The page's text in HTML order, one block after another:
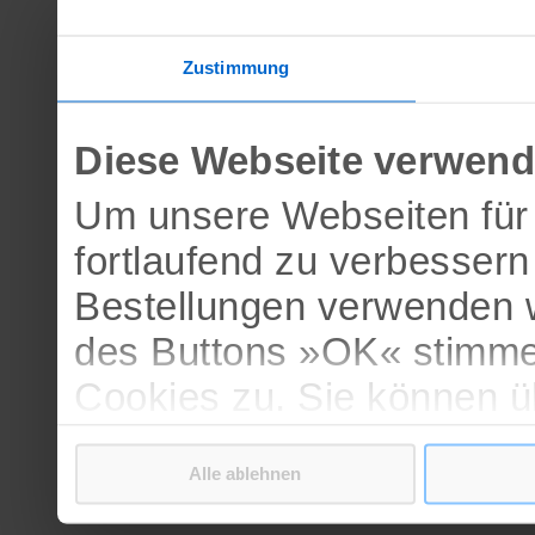
Zustimmung
Diese Webseite
Um unsere Webseiten
fortlaufend zu
Bestellungen
des Buttons »OK«
Cookies zu. Sie können
verschiedenen Cookies
bestätigen.
Alle ablehnen